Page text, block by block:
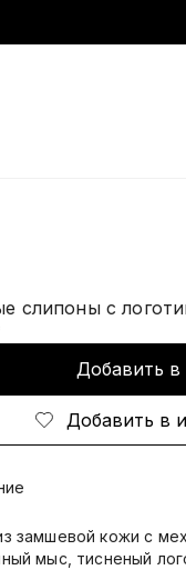
слипоны с
Добавить в
Добавить в
замшевой кожи с
мыс, тисненый